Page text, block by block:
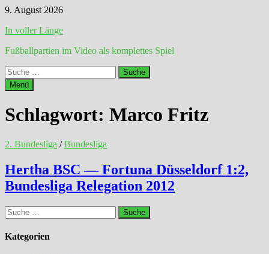
Zum
springen
9. August 2026
In voller Länge
Fußballpartien im Video als komplettes Spiel
Suche
nach:
Menü
Schlagwort: Marco Fritz
2. Bundesliga /Bundesliga
Hertha BSC — Fortuna Düsseldorf 1:2,
Bundesliga Relegation 2012
Suche
nach:
Kategorien